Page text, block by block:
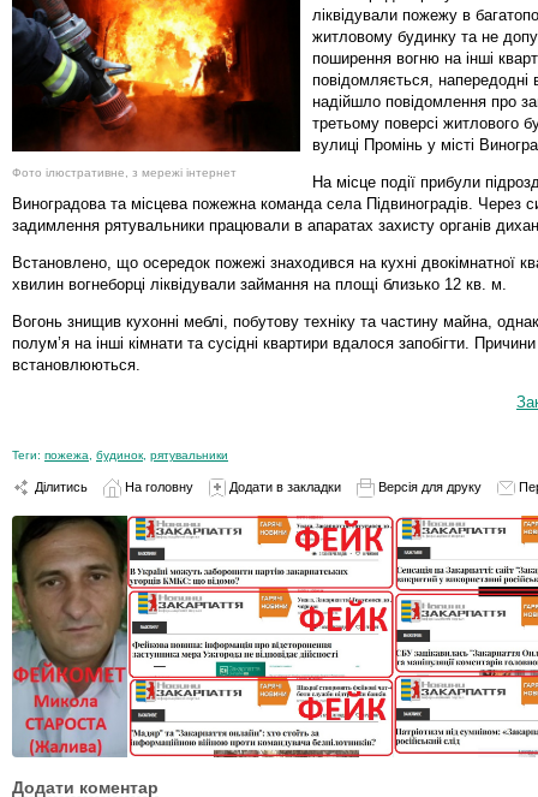
Фото ілюстративне, з мережі інтернет
ліквідували пожежу в
житловому будинку та не
поширення вогню на інші
повідомляється, напередодні
надійшло повідомлення про
третьому поверсі житлового
вулиці Промінь у місті
На місце події прибули
Виноградова та місцева пожежна команда села Підвиноградів. Через
задимлення рятувальники працювали в апаратах захисту органів
Встановлено, що осередок пожежі знаходився на кухні двокімнатної
хвилин вогнеборці ліквідували займання на площі близько 12 кв. м.
Вогонь знищив кухонні меблі, побутову техніку та частину майна,
полум’я на інші кімнати та сусідні квартири вдалося запобігти.
встановлюються.
Теги: пожежа будинок рятувальники
Ділитись На головну Додати в закладки Версія для друку
Додати коментар